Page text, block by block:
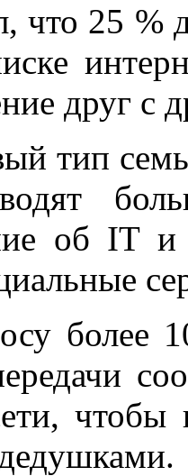
что 25 %
друг с
тип
об IT и
более
чтобы